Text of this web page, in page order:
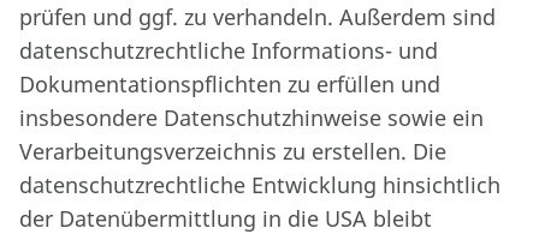
prüfen und ggf. zu verhandeln. Außerdem sind
datenschutzrechtliche Informations- und
Dokumentationspflichten zu erfüllen und
insbesondere Datenschutzhinweise sowie ein
Verarbeitungsverzeichnis zu erstellen. Die
datenschutzrechtliche Entwicklung hinsichtlich
der Datenübermittlung in die USA bleibt